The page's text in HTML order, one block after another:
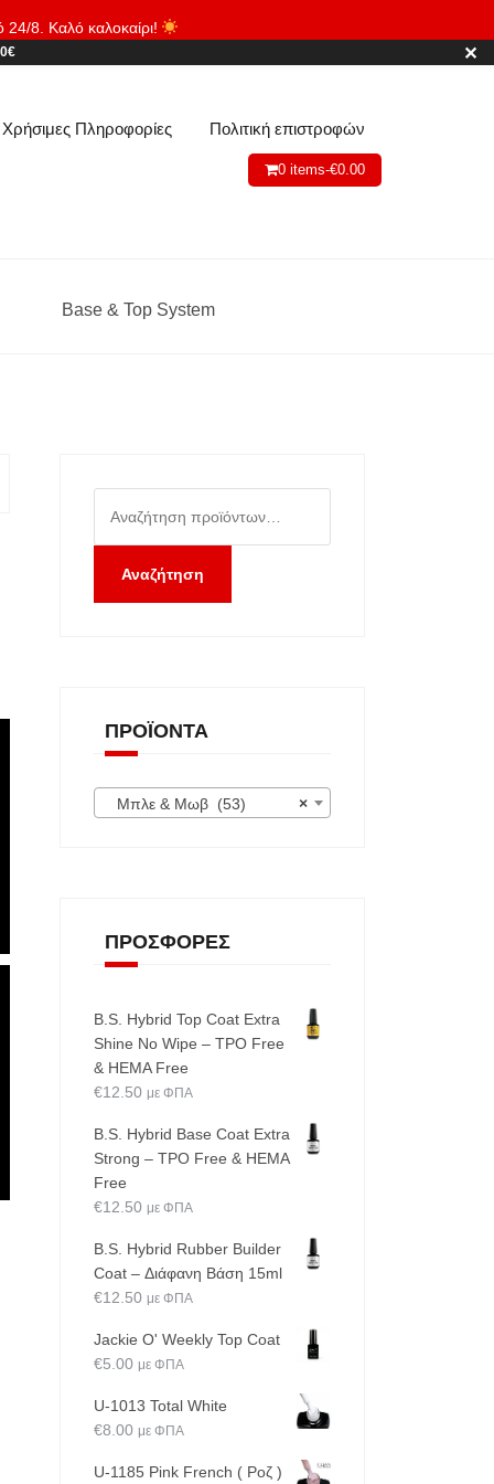
24/8. Καλό καλοκαίρι!
✕
Χρήσιμες Πληροφορίες Πολιτική επιστροφών
0 items-€0.00
Base & Top System
για:
Αναζήτηση
ΠΡΟΪΌΝΤΑ
×
Μπλε & Μωβ (53)
ΠΡΟΣΦΟΡΈΣ
B.S. Hybrid Top Coat Extra
Shine No Wipe – TPO Free
& HEMA Free
€12.50 με ΦΠΑ
B.S. Hybrid Base Coat Extra
Strong – TPO Free & HEMA
Free
€12.50 με ΦΠΑ
B.S. Hybrid Rubber Builder
Coat – Διάφανη Βάση 15ml
€12.50 με ΦΠΑ
Jackie O' Weekly Top Coat
€5.00 με ΦΠΑ
U-1013 Total White
€8.00 με ΦΠΑ
U-1185 Pink French ( Ροζ )